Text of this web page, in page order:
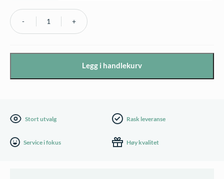
Fermob
pute
Legg i handlekurv
Stort utvalg Rask leveranse
Service i fokus Høy kvalitet